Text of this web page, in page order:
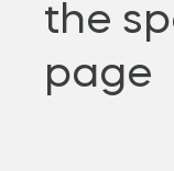
the
page